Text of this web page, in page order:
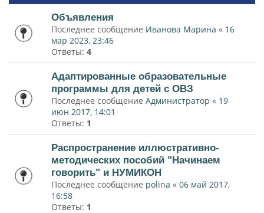
Объявления
Последнее сообщение Иванова Марина « 16
мар 2023, 23:46
Ответы: 4
Адаптированные образовательные
программы для детей с ОВЗ
Последнее сообщение Администратор « 19
июн 2017, 14:01
Ответы: 1
Распространение иллюстративно-
методических пособий "Начинаем
говорить" и НУМИКОН
Последнее сообщение polina « 06 май 2017,
16:58
Ответы: 1